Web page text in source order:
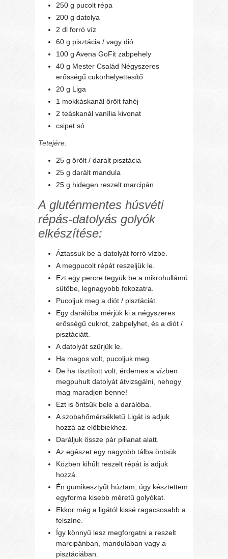
250 g pucolt répa
200 g datolya
2 dl forró víz
60 g pisztácia / vagy dió
100 g Avena GoFit zabpehely
40 g Mester Család Négyszeres
erősségű cukorhelyettesítő
20 g Liga
1 mokkáskanál őrölt fahéj
2 teáskanál vanília kivonat
csipet só
Tetejére:
25 g őrölt / darált pisztácia
25 g darált mandula
25 g hidegen reszelt marcipán
A gluténmentes húsvéti
répás-datolyás golyók
elkészítése:
Áztassuk be a datolyát forró vízbe.
A megpucolt répát reszeljük le.
Ezt egy percre tegyük be a mikrohullámú
sütőbe, legnagyobb fokozatra.
Pucoljuk meg a diót / pisztáciát.
Egy darálóba mérjük ki a négyszeres
erősségű cukrot, zabpelyhet, és a diót /
pisztáciátt.
A datolyát szűrjük le.
Ha magos volt, pucoljuk meg.
De ha tisztított volt, érdemes a vízben
megpuhult datolyát átvizsgálni, nehogy
mag maradjon benne!
Ezt is öntsük bele a darálóba.
A szobahőmérsékletű Ligát is adjuk
hozzá az előbbiekhez.
Daráljuk össze pár pillanat alatt.
Az egészet egy nagyobb tálba öntsük.
Közben kihűlt reszelt répát is adjuk
hozzá.
Én gumikesztyűt húztam, úgy késztettem
egyforma kisebb méretű golyókat.
Ekkor még a ligától kissé ragacsosabb a
felszíne.
Így könnyű lesz megforgatni a reszelt
marcipánban, mandulában vagy a
pisztáciában.